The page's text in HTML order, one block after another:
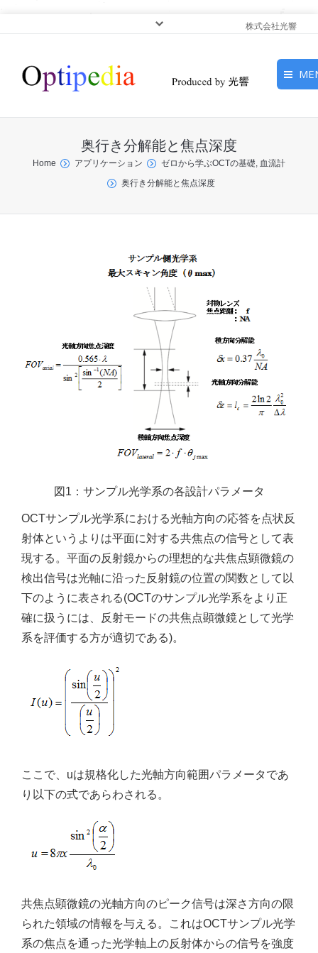
株式会社光響
ピックアップ
光基礎・光源
サービス
奥行き分解能と焦点深度
You are here:
Home アプリケーション
ゼロから学ぶOCTの基礎, 血流計
奥行き分解能と焦点深度
図1：サンプル光学系の各設計パラメータ
OCTサンプル光学系における光軸方向の応答を点状反
射体というよりは平面に対する共焦点の信号として表
現する。平面の反射鏡からの理想的な共焦点顕微鏡の
検出信号は光軸に沿った反射鏡の位置の関数として以
下のように表される(OCTのサンプル光学系をより正
確に扱うには、反射モードの共焦点顕微鏡として光学
系を評価する方が適切である)。
ここで、uは規格化した光軸方向範囲パラメータであ
り以下の式であらわされる。
共焦点顕微鏡の光軸方向のピーク信号は深さ方向の限
られた領域の情報を与える。これはOCTサンプル光学
系の焦点を通った光学軸上の反射体からの信号を強度